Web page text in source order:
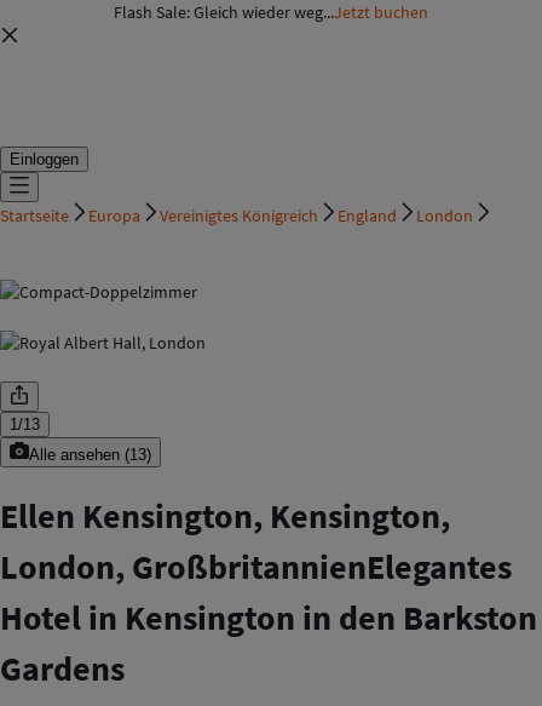
Flash Sale: Gleich wieder weg...Jetzt buchen
Einloggen
Startseite Europa Vereinigtes Königreich England London
1/13
Alle ansehen (13)
Ellen Kensington, Kensington,
London, GroßbritannienElegantes
Hotel in Kensington in den Barkston
Gardens